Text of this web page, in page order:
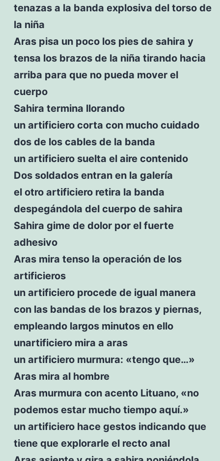
tenazas a la banda explosiva del torso de
la niña
Aras pisa un poco los pies de sahira y
tensa los brazos de la niña tirando hacia
arriba para que no pueda mover el
cuerpo
Sahira termina llorando
un artificiero corta con mucho cuidado
dos de los cables de la banda
un artificiero suelta el aire contenido
Dos soldados entran en la galería
el otro artificiero retira la banda
despegándola del cuerpo de sahira
Sahira gime de dolor por el fuerte
adhesivo
Aras mira tenso la operación de los
artificieros
un artificiero procede de igual manera
con las bandas de los brazos y piernas,
empleando largos minutos en ello
unartificiero mira a aras
un artificiero murmura: «tengo que…»
Aras mira al hombre
Aras murmura con acento Lituano, «no
podemos estar mucho tiempo aquí.»
un artificiero hace gestos indicando que
tiene que explorarle el recto anal